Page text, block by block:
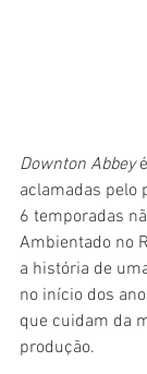
Downton Abbey
aclamadas pelo
6 temporadas
Ambientado no
a história de
no início dos
que cuidam da
produção.